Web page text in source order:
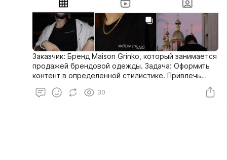
Заказчик: Бренд Maison Grinko, который занимается
продажей брендовой одежды. Задача: Оформить
контент в определенной стилистике. Привлечь
30